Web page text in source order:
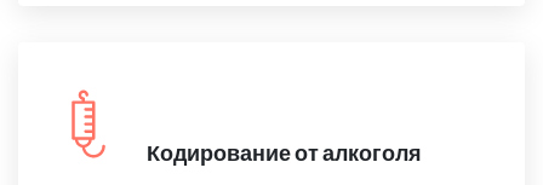
Кодирование от алкоголя